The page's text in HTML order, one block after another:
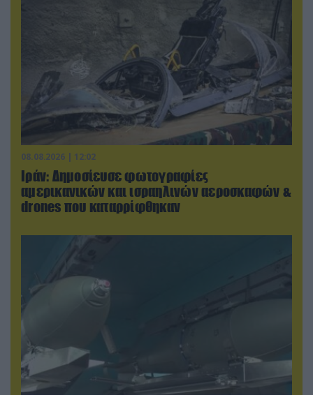
08.08.2026 | 12:02
Ιράν: Δημοσίευσε φωτογραφίες
αμερικανικών και ισραηλινών αεροσκαφών &
drones που καταρρίφθηκαν